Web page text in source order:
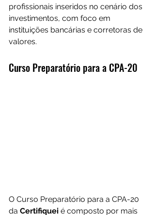
profissionais inseridos no cenário dos
investimentos, com foco em
instituições bancárias e corretoras de
valores.
Curso Preparatório para a CPA-20
O Curso Preparatório para a CPA-20
da Certifiquei é composto por mais